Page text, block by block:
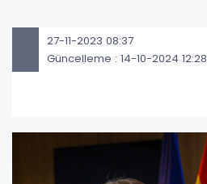
27-11-2023 08:37
Güncelleme : 14-10-2024 12:28